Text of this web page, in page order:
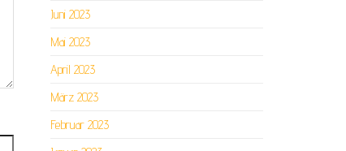
Juni 2023
Mai 2023
April 2023
März 2023
Februar 2023